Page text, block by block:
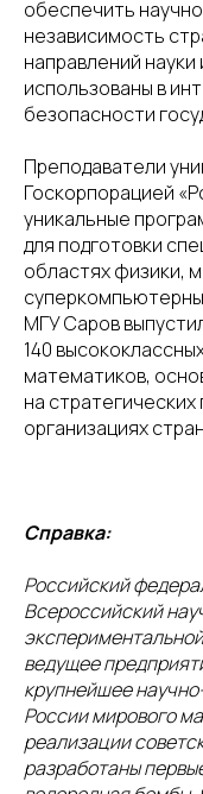
обеспечить
независимость
направлений
использованы в
безопасности
Преподаватели
Госкорпорацией
уникальные
для подготовки
областях физики,
МГУ Саров
140
математиков,
на стратегических
организациях
Справка:
Российский
Всероссийский
ведущее
крупнейшее
России мирового
реализации
разработаны